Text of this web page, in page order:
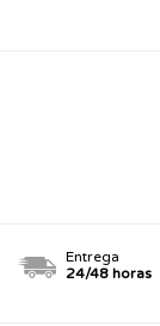
Entrega
24/48 horas